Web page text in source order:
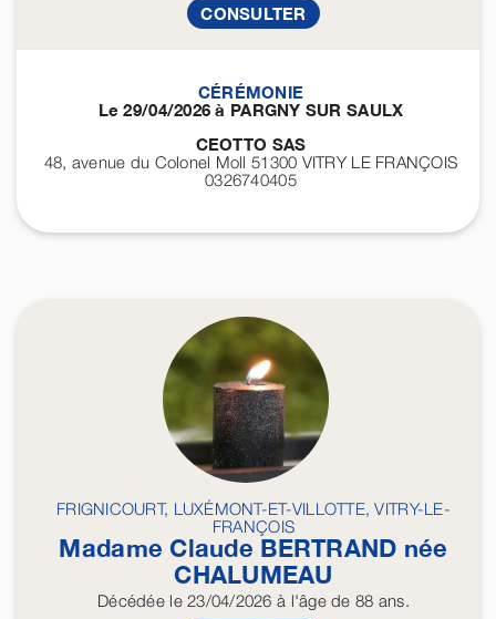
CONSULTER
CÉRÉMONIE
Le 29/04/2026 à PARGNY SUR SAULX
CEOTTO SAS
48, avenue du Colonel Moll 51300 VITRY LE FRANÇOIS
0326740405
FRIGNICOURT, LUXÉMONT-ET-VILLOTTE, VITRY-LE-
FRANÇOIS
Madame Claude BERTRAND née
CHALUMEAU
Décédéele 23/04/2026 à l'âge de 88 ans.